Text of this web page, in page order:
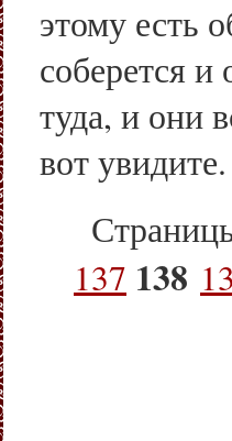
этому есть
соберется и
туда, и они
вот увидите.
137 138